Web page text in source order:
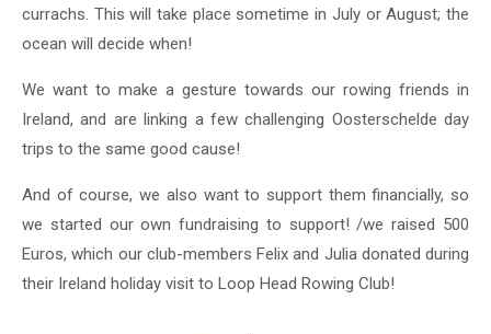
currachs. This will take place sometime in July or August; the
ocean will decide when!
We want to make a gesture towards our rowing friends in
Ireland, and are linking a few challenging Oosterschelde day
trips to the same good cause!
And of course, we also want to support them financially, so
we started our own fundraising to support! /we raised 500
Euros, which our club-members Felix and Julia donated during
their Ireland holiday visit to Loop Head Rowing Club!